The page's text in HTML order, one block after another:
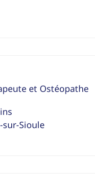
et Ostéopathe
sur-Sioule